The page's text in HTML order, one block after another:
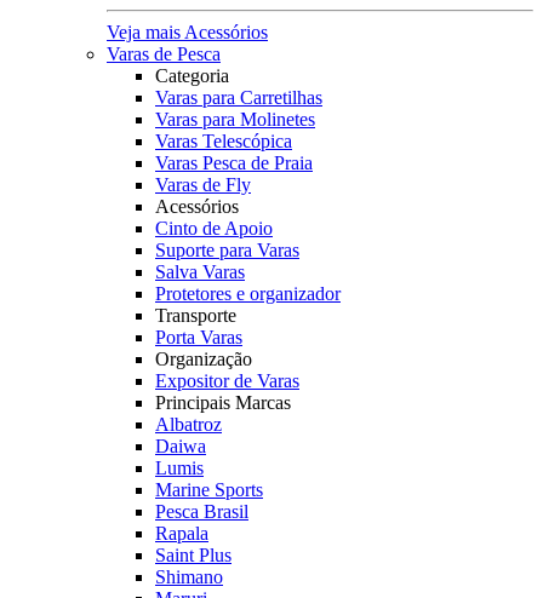
Veja mais Acessórios
Varas de Pesca
Categoria
Varas para Carretilhas
Varas para Molinetes
Varas Telescópica
Varas Pesca de Praia
Varas de Fly
Acessórios
Cinto de Apoio
Suporte para Varas
Salva Varas
Protetores e organizador
Transporte
Porta Varas
Organização
Expositor de Varas
Principais Marcas
Albatroz
Daiwa
Lumis
Marine Sports
Pesca Brasil
Rapala
Saint Plus
Shimano